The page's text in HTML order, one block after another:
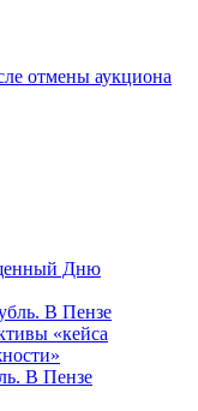
отмены аукциона
Дню
В Пензе